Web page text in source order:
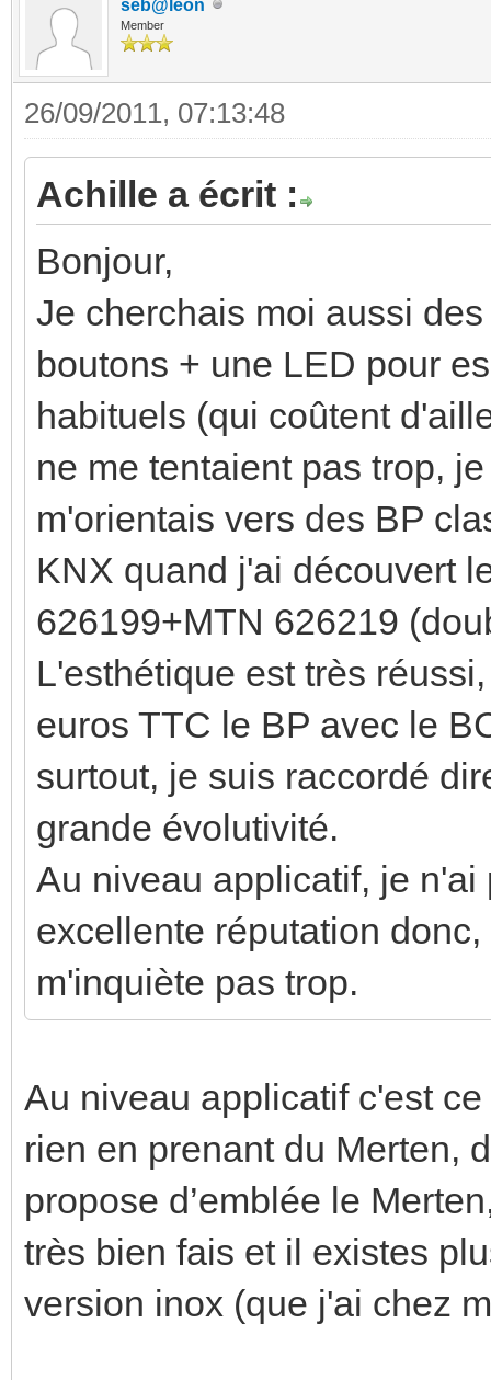
seb@leon
Member
26/09/2011, 07:13:48
Achille a écrit :
Bonjour,
Je cherchais moi aussi
boutons + une LED pour
habituels (qui coûtent
ne me tentaient pas trop,
m'orientais vers des BP
KNX quand j'ai découvert
626199+MTN 626219
L'esthétique est très
euros TTC le BP avec le
surtout, je suis raccordé
grande évolutivité.
Au niveau applicatif, je
excellente réputation
m'inquiète pas trop.
Au niveau applicatif c'est
rien en prenant du Merten,
propose d’emblée le
très bien fais et il existes
version inox (que j'ai chez